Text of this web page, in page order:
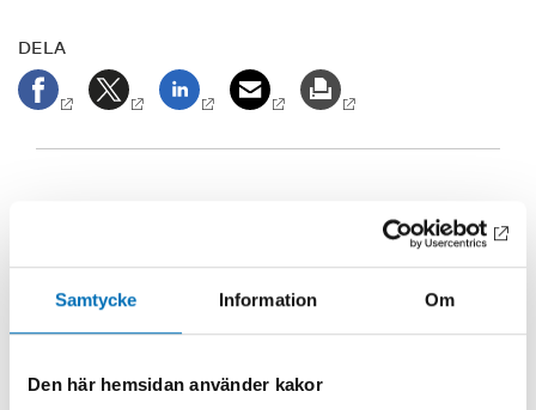
Samtycke Information Om
Den här hemsidan använder kakor
DELA